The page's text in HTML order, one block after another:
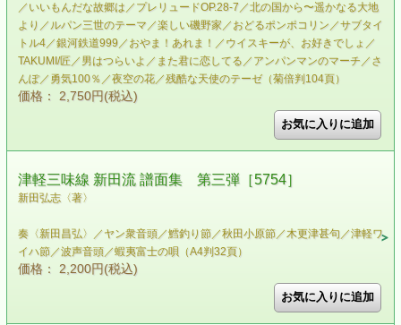
／いいもんだな故郷は／プレリュードOP.28-7／北の国から〜遥かなる大地
より／ルパン三世のテーマ／楽しい磯野家／おどるポンポコリン／サブタイ
トル4／銀河鉄道999／おやま！あれま！／ウイスキーが、お好きでしょ／
TAKUMI/匠／男はつらいよ／また君に恋してる／アンパンマンのマーチ／さ
んぽ／勇気100％／夜空の花／残酷な天使のテーゼ（菊倍判104頁）
価格： 2,750円(税込)
津軽三味線 新田流 譜面集 第三弾［5754］
新田弘志〈著〉
奏〈新田昌弘〉／ヤン衆音頭／鱈釣り節／秋田小原節／木更津甚句／津軽ワ
イハ節／波声音頭／蝦夷富士の唄（A4判32頁）
価格： 2,200円(税込)